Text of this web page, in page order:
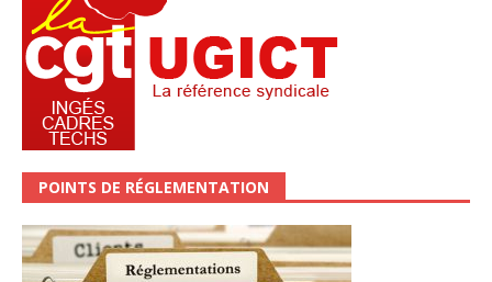
POINTS DE RÉGLEMENTATION